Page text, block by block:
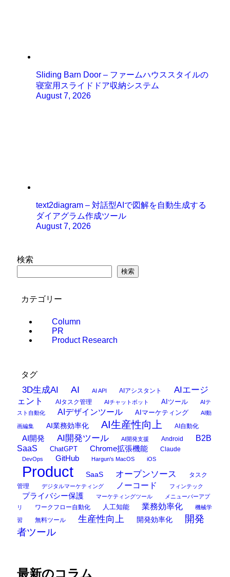
Sliding Barn Door – ファームハウススタイルの
寝室用スライドドア収納システム
August 7, 2026
text2diagram – 対話型AIで図解を自動生成する
ダイアグラム作成ツール
August 7, 2026
検索
検索
カテゴリー
Column
PR
Product Research
タグ
3D生成AI AI AI API AIアシスタント
AIエージ
ェント
AIタスク管理 AIチャットボット AIツール
AIテ
スト自動化
AIデザインツール AIマーケティング AI動
画編集 AI業務効率化 AI生産性向上 AI自動化
AI開発 AI開発ツール AI開発支援 Android
B2B
SaaS
ChatGPT Chrome拡張機能 Claude
DevOps GitHub Hargun's MacOS iOS
Product SaaS オープンソース
タスク
管理
デジタルマーケティング ノーコード フィンテック
プライバシー保護 マーケティングツール
メニューバーアプ
リ
ワークフロー自動化 人工知能 業務効率化 機械学
習 無料ツール 生産性向上 開発効率化
開発
者ツール
最新のコラム